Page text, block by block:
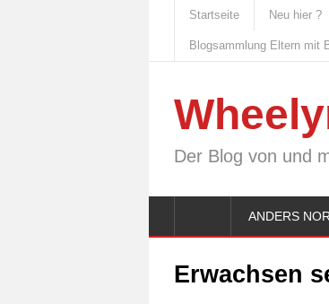
Startseite Neu hier ?
Blogsammlung Eltern mit
Der Blog von und
ANDERS
Erwachsen